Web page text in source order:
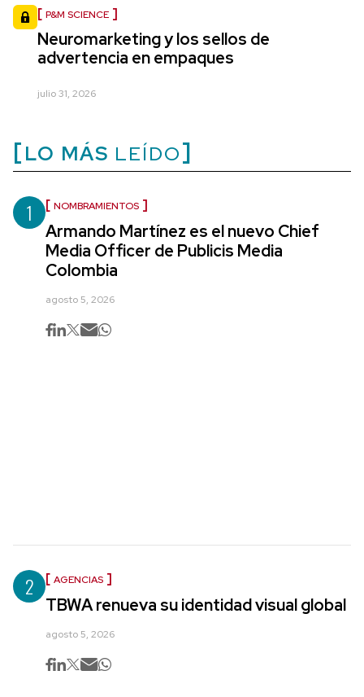
P&M SCIENCE
Neuromarketing y los sellos de
advertencia en empaques
julio 31, 2026
LO MÁS LEÍDO
1 NOMBRAMIENTOS
Armando Martínez es el nuevo Chief
Media Officer de Publicis Media
Colombia
agosto 5, 2026
2 AGENCIAS
TBWA renueva su identidad visual global
agosto 5, 2026